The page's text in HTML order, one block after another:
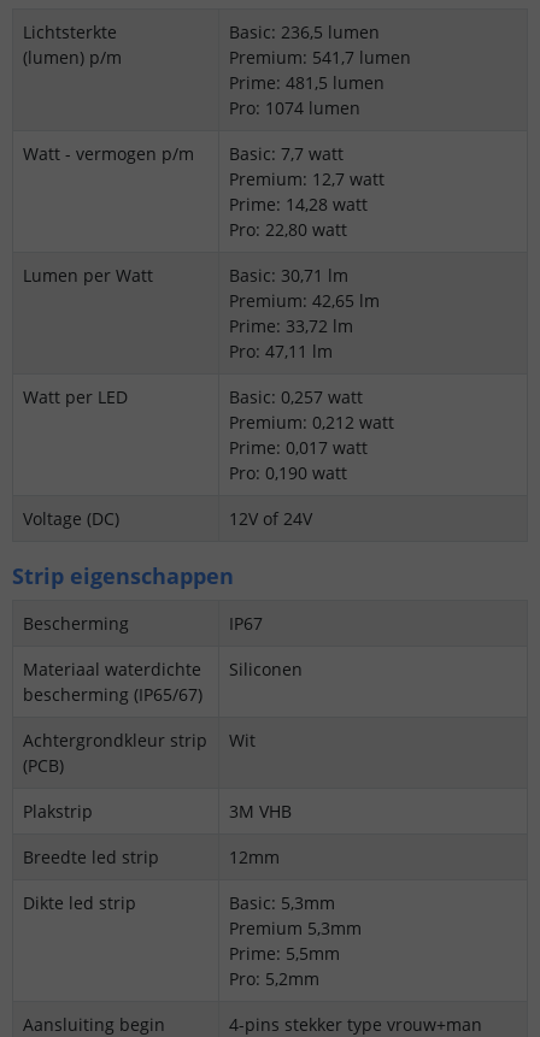
Lichtsterkte
(lumen) p/m
Basic: 236,5 lumen
Premium: 541,7 lumen
Prime: 481,5 lumen
Pro: 1074 lumen
Watt - vermogen p/m
Basic: 7,7 watt
Premium: 12,7 watt
Prime: 14,28 watt
Pro: 22,80 watt
Lumen per Watt
Basic: 30,71 lm
Premium: 42,65 lm
Prime: 33,72 lm
Pro: 47,11 lm
Watt per LED
Basic: 0,257 watt
Premium: 0,212 watt
Prime: 0,017 watt
Pro: 0,190 watt
Voltage (DC)
12V of 24V
Strip eigenschappen
Bescherming
IP67
Materiaal waterdichte
bescherming (IP65/67)
Siliconen
Achtergrondkleur strip
(PCB)
Wit
Plakstrip
3M VHB
Breedte led strip
12mm
Dikte led strip
Basic: 5,3mm
Premium 5,3mm
Prime: 5,5mm
Pro: 5,2mm
Aansluiting begin
4-pins stekker type vrouw+man